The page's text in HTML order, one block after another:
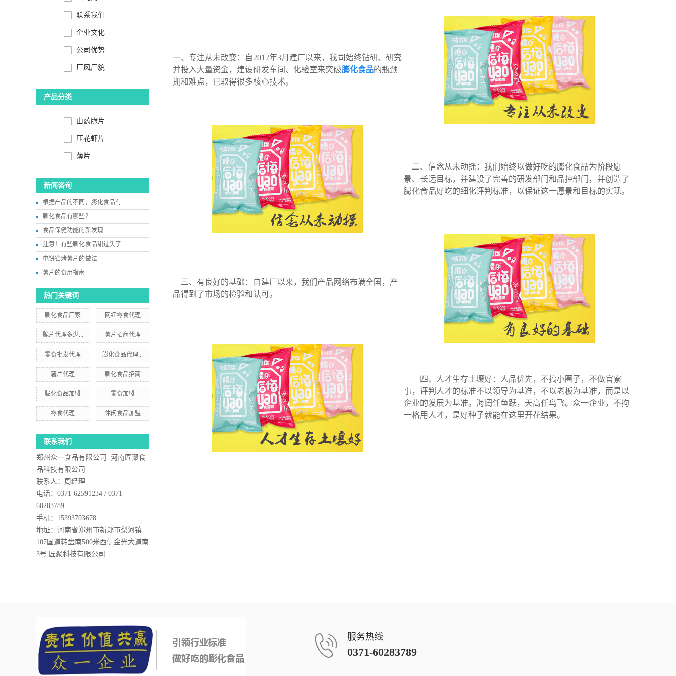
联系我们
企业文化
公司优势
厂风厂貌
产品分类
山药脆片
压花虾片
薄片
新闻咨询
根据产品的不同，膨化食品有...
膨化食品有哪些？
食品保健功能的新发现
注意！有些膨化食品甜过头了
电饼铛烤薯片的做法
薯片的食用指南
热门关键词
膨化食品厂家 网红零食代理
脆片代理多少... 薯片招商代理
零食批发代理 膨化食品代理...
薯片代理 膨化食品招商
膨化食品加盟 零食加盟
零食代理 休闲食品加盟
联系我们
郑州众一食品有限公司 河南匠聚食
品科技有限公司
联系人：周经理
电话：0371-62591234 / 0371-
60283789
手机：15393703678
地址：河南省郑州市新郑市梨河镇
107国道转盘南500米西侧金光大道南
3号 匠聚科技有限公司
一、专注从未改变：自2012年3月建厂以来，我司始终钻研、研究
并投入大量资金，建设研发车间、化验室来突破膨化食品的瓶颈
期和难点，已取得很多核心技术。
二、信念从未动摇：我们始终以做好吃的膨化食品为阶段愿
景、长远目标，并建设了完善的研发部门和品控部门，并创造了
膨化食品好吃的细化评判标准，以保证这一愿景和目标的实现。
三、有良好的基础：自建厂以来，我们产品网络布满全国，产
品得到了市场的检验和认可。
四、人才生存土壤好：人品优先，不搞小圈子，不做官寮
事，评判人才的标准不以领导为基准，不以老板为基准，而是以
企业的发展为基准。海阔任鱼跃，天高任鸟飞。众一企业，不拘
一格用人才，是好种子就能在这里开花结果。
服务热线
0371-60283789